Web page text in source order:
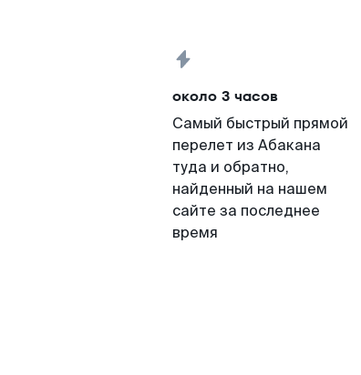
около 3 часов
Самый быстрый прямой
перелет из Абакана
туда и обратно,
найденный на нашем
сайте за последнее
время